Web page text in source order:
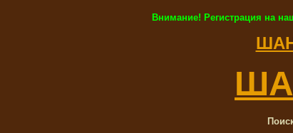
Внимание! Регистрация на